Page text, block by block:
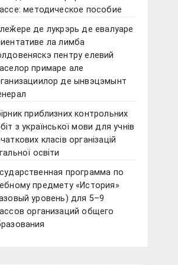
методическое пособие
де лукрэрь де евалуаре
ла лимба
пентру елевий
примаре але
де ынвэцэмынт
приблизних контрольних
з української мови для учнів
класів організацій
освіти
программа по
предмету «История»
уровень) для 5–9
организаций общего